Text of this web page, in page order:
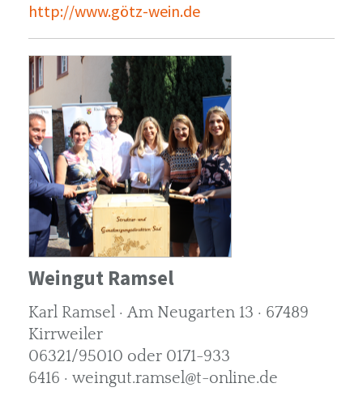
http://www.götz-wein.de
Weingut Ramsel
Karl Ramsel · Am Neugarten 13 · 67489
Kirrweiler
06321/95010 oder 0171-933
6416 · weingut.ramsel@t-online.de